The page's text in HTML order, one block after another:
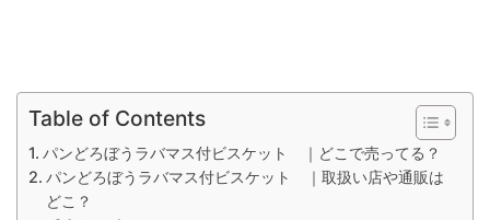
Table of Contents
パンどろぼうラバマス付ビスケット ｜どこで売ってる？
パンどろぼうラバマス付ビスケット ｜取扱い店や通販は
どこ？